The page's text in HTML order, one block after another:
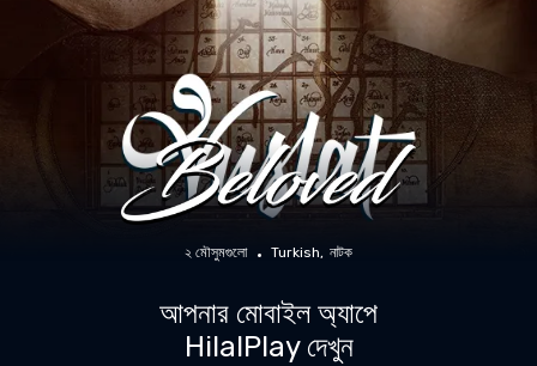
২ মৌসুমগুলো Turkish নাটক
আপনার মোবাইল অ্যাপে
HilalPlay দেখুন